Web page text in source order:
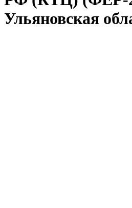
Ульяновская